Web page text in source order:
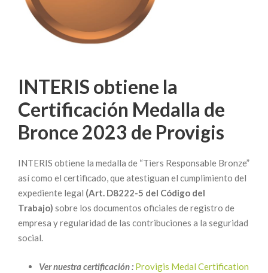
INTERIS obtiene la
Certificación Medalla de
Bronce 2023 de Provigis
INTERIS obtiene la medalla de “Tiers Responsable Bronze”
así como el certificado, que atestiguan el cumplimiento del
expediente legal (Art. D8222-5 del Código del
Trabajo) sobre los documentos oficiales de registro de
empresa y regularidad de las contribuciones a la seguridad
social.
Ver nuestra certificación : Provigis Medal Certification